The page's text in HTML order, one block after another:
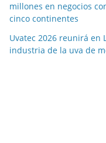
millones en negocios
cinco continentes
Uvatec 2026 reunirá en
industria de la uva de